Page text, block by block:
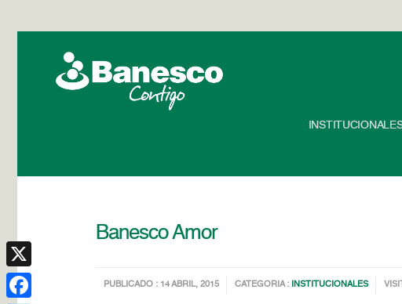
Banesco Amor
PUBLICADO : 14 ABRIL, 2015 CATEGORIA : INSTITUCIONALES
X